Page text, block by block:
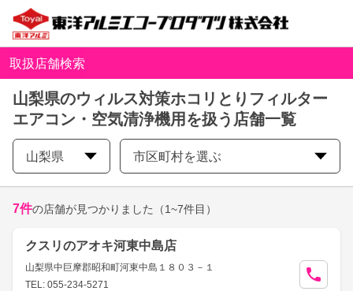
取扱店舗検索
山梨県のウィルス対策ホコリとりフィルター
エアコン・空気清浄機用を扱う店舗一覧
山梨県 市区町村を選ぶ
7件の店舗が見つかりました （1~7件目）
クスリのアオキ河東中島店
山梨県中巨摩郡昭和町河東中島１８０３－１
TEL: 055-234-5271